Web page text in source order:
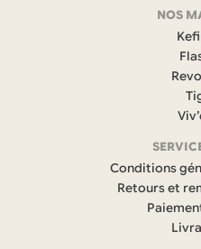
NOS
Conditions
Retours et